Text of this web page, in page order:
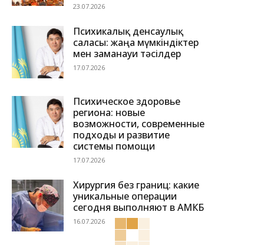
23.07.2026
Психикалық денсаулық
саласы: жаңа мүмкіндіктер
мен заманауи тәсілдер
17.07.2026
Психическое здоровье
региона: новые
возможности, современные
подходы и развитие
системы помощи
17.07.2026
Хирургия без границ: какие
уникальные операции
сегодня выполняют в АМКБ
16.07.2026